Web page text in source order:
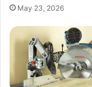
May 23, 2026